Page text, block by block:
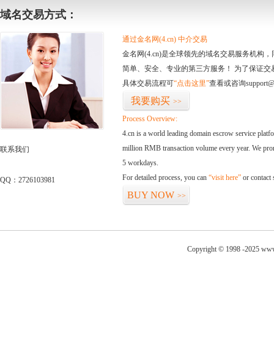
域名交易方式：
联系我们
QQ：2726103981
通过金名网(4.cn) 中介交易
金名网(4.cn)是全球领先的域名交易服务机构
简单、安全、专业的第三方服务！ 为了保证
具体交易流程可“点击这里”查看或咨询
我要购买 >>
Process Overview:
4.cn is a world leading domain escrow service
million RMB transaction volume every year. We
5 workdays.
For detailed process, you can “visit here” or contact
BUY NOW >>
Copyright © 1998 -2025